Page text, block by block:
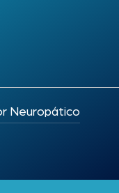
Neuropático